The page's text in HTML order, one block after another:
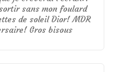
sans mon foulard
de soleil Dior! MDR
Gros bisous